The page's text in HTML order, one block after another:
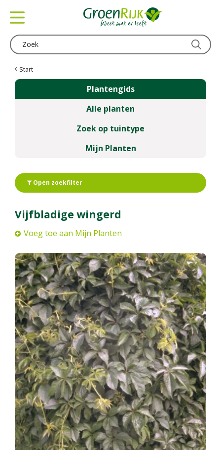
Start
Plantengids
Alle planten
Zoek op tuintype
Mijn Planten
Open zoekfilter
Vijfbladige wingerd
Voeg toe aan Mijn Planten